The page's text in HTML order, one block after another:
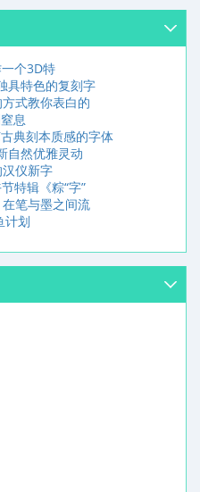
个3D特
具特色的复刻字
式教你表白的
息
典刻本质感的字体
自然优雅灵动
仪新字
特辑《粽“字”
笔与墨之间流
计划